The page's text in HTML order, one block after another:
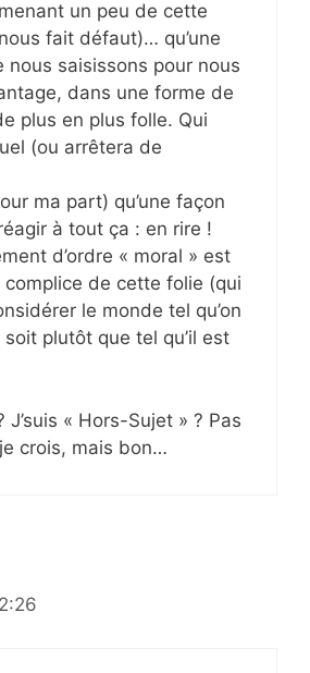
un peu de cette
fait défaut)… qu’une
nous saisissons pour nous
dans une forme de
plus en plus folle. Qui
(ou arrêtera de
ma part) qu’une façon
à tout ça : en rire !
d’ordre « moral » est
de cette folie (qui
le monde tel qu’on
soit plutôt que tel qu’il est
J’suis « Hors-Sujet » ? Pas
crois, mais bon…